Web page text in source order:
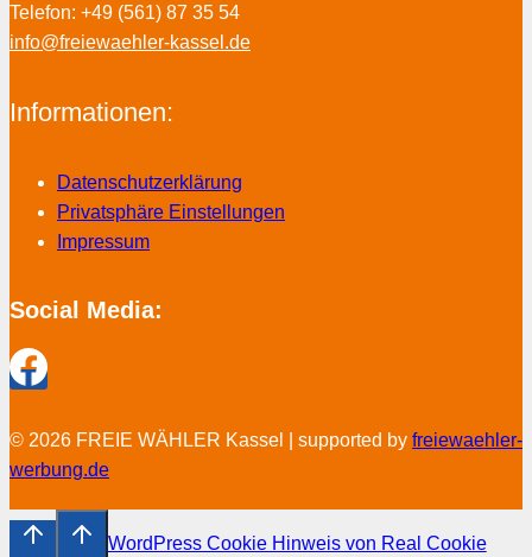
Telefon: +49 (561) 87 35 54
info@freiewaehler-kassel.de
Informationen:
Datenschutzerklärung
Privatsphäre Einstellungen
Impressum
Social Media:
© 2026 FREIE WÄHLER Kassel | supported by freiewaehler-
werbung.de
WordPress Cookie Hinweis von Real Cookie